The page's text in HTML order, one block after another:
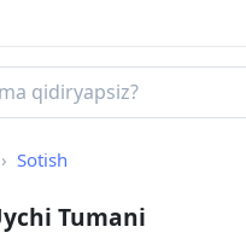
Sotish
Tumani